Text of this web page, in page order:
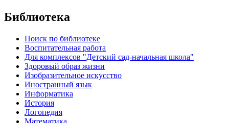
Библиотека
Поиск по библиотеке
Воспитательная работа
Для комплексов "Детский сад-начальная школа"
Здоровый образ жизни
Изобразительное искусство
Иностранный язык
Информатика
История
Логопедия
Математика